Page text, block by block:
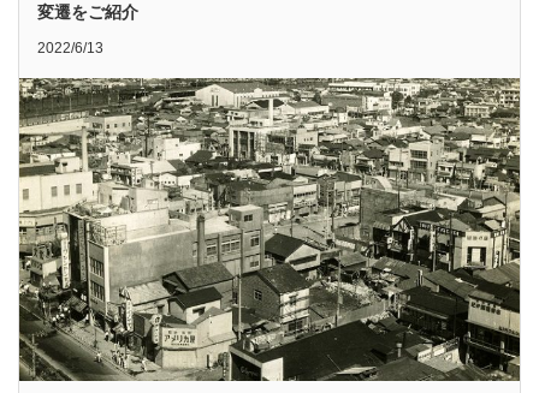
変遷をご紹介
2022/6/13